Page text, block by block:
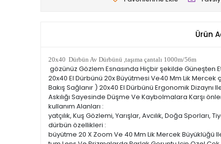
Ürün
20x40 Dürbün Av Dürbünü ,taşıma çantalı 1000m/56m
gözünüz Gözlem Esnasında Hiçbir şekilde Güneşten
20x40 El Dürbünü 20x Büyütmesi Ve40 Mm Lik
Bakış Sağlanır ) 20x40 El Dürbünü Ergonomik
Askılığı Sayesinde Düşme Ve Kaybolmalara Karşı
kullanım Alanları :
yatçılık, Kuş Gözlemi, Yarışlar, Avcılık, Doğa
dürbün özellikleri :
büyütme 20 X Zoom Ve 40 Mm Lik Mercek Büyüklüğü